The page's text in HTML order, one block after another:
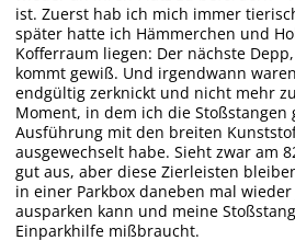
ist. Zuerst hab ich mich immer
später hatte ich Hämmerchen und
Kofferraum liegen: Der nächste
kommt gewiß. Und irgendwann
endgültig zerknickt und nicht mehr
Moment, in dem ich die Stoßstangen
Ausführung mit den breiten
ausgewechselt habe. Sieht zwar am
gut aus, aber diese Zierleisten
in einer Parkbox daneben mal
ausparken kann und meine
Einparkhilfe mißbraucht.